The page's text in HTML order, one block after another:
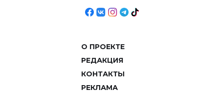
О ПРОЕКТЕ
РЕДАКЦИЯ
КОНТАКТЫ
РЕКЛАМА